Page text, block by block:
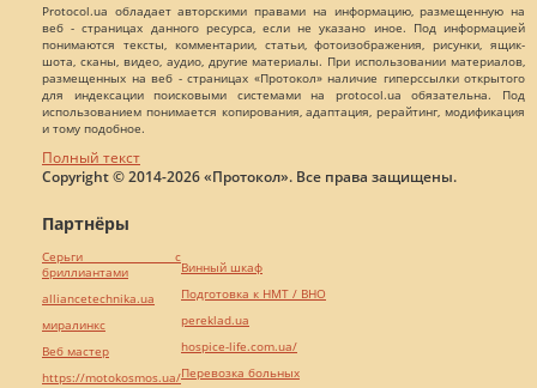
Protocol.ua обладает авторскими правами на информацию, размещенную на
веб - страницах данного ресурса, если не указано иное. Под информацией
понимаются тексты, комментарии, статьи, фотоизображения, рисунки, ящик-
шота, сканы, видео, аудио, другие материалы. При использовании материалов,
размещенных на веб - страницах «Протокол» наличие гиперссылки открытого
для индексации поисковыми системами на protocol.ua обязательна. Под
использованием понимается копирования, адаптация, рерайтинг, модификация
и тому подобное.
Полный текст
Copyright © 2014-2026 «Протокол». Все права защищены.
Партнёры
Серьги с
бриллиантами
alliancetechnika.ua
миралинкс
Веб мастер
https://motokosmos.ua/
Винный шкаф
Подготовка к НМТ / ВНО
pereklad.ua
hospice-life.com.ua/
Перевозка больных